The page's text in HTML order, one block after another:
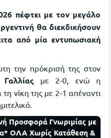
πέφτει με τον μεγάλο
θα διεκδικήσουν
από μία εντυπωσιακή
την πρόκρισή της στον
Γαλλίας με 2-0, ενώ η
νίκη της με 2-1 απέναντι
Προσφορά Γνωριμίας με
ΟΛΑ Χωρίς Κατάθεση &